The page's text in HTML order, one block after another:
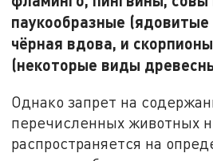
паукообразные (ядовитые
чёрная вдова, и
(некоторые виды
Однако запрет на
перечисленных животных
распространяется на